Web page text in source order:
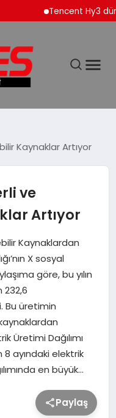
Tencent Hy3 dünya
Kaynaklar Artıyor
ve
Artıyor
Kaynaklardan
X sosyal
göre, bu yılın
232,6
Bu üretimin
Üretimi Dağılımı
8 ayındaki elektrik
en büyük…
Paylaş